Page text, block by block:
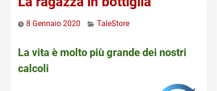
8 Gennaio 2020 TaleStore
La vita è molto più grande dei nostri
calcoli